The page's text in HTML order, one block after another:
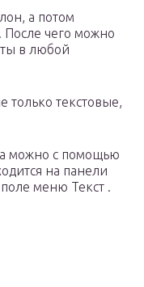
а потом
После чего можно
в любой
только текстовые,
можно с помощью
на панели
меню Текст .